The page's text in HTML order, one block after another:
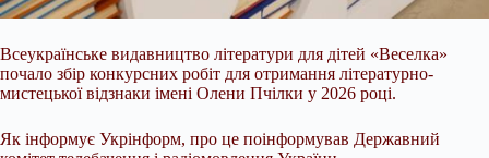
Всеукраїнське видавництво літератури для дітей «Веселка»
почало збір конкурсних робіт для отримання літературно-
мистецької відзнаки імені Олени Пчілки у 2026 році.
Як інформує Укрінформ, про це поінформував Державний